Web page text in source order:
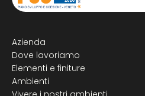
Azienda
Dove lavoriamo
Elementi e finiture
Ambienti